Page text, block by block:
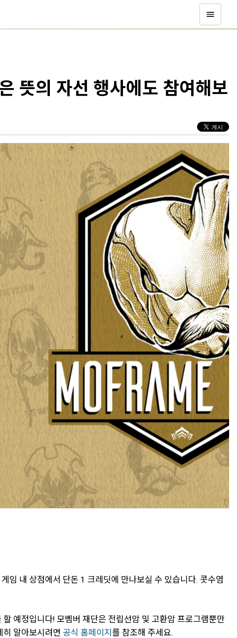
뜻의 자선 행사에도 참여해보
임 내 상점에서 단돈 1 크레딧에 만나보실 수 있습니다. 콧수염
예정입니다! 모벰버 재단은 전립선암 및 고환암 프로그램뿐만
히 알아보시려면 공식 홈페이지 를 참조해 주세요.